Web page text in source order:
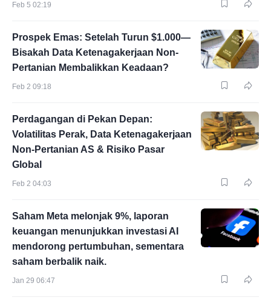
Feb 5 02:19
Prospek Emas: Setelah Turun $1.000—
Bisakah Data Ketenagakerjaan Non-
Pertanian Membalikkan Keadaan?
Feb 2 09:18
Perdagangan di Pekan Depan:
Volatilitas Perak, Data Ketenagakerjaan
Non-Pertanian AS & Risiko Pasar
Global
Feb 2 04:03
Saham Meta melonjak 9%, laporan
keuangan menunjukkan investasi AI
mendorong pertumbuhan, sementara
saham berbalik naik.
Jan 29 06:47